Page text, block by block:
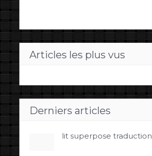
Articles les plus vus
Derniers articles
lit superpose traduction